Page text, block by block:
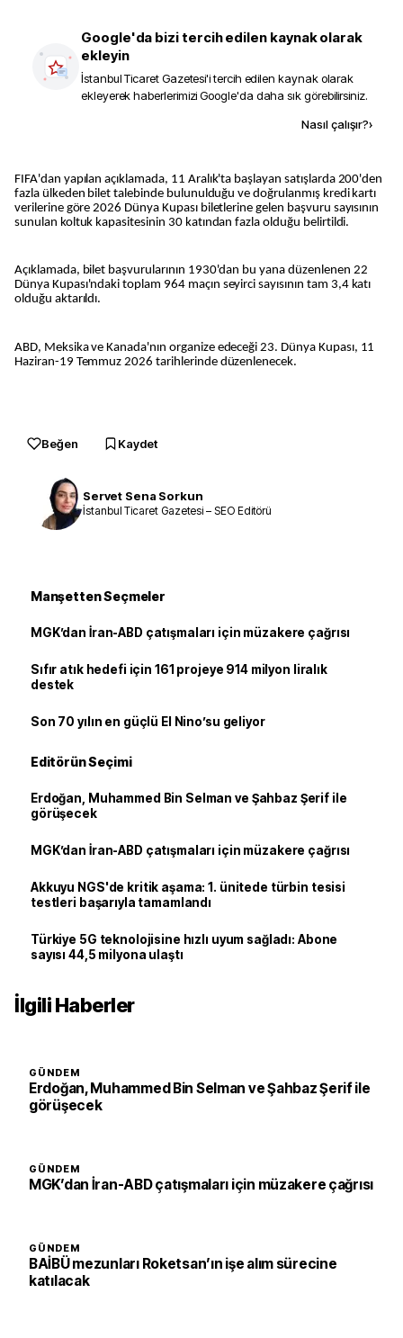
Google'da bizi tercih edilen kaynak olarak
ekleyin
İstanbul Ticaret Gazetesi'i tercih edilen kaynak olarak
ekleyerek haberlerimizi Google'da daha sık görebilirsiniz.
Nasıl çalışır?›
FIFA'dan yapılan açıklamada, 11 Aralık'ta başlayan satışlarda 200'den
fazla ülkeden bilet talebinde bulunulduğu ve doğrulanmış kredi kartı
verilerine göre 2026 Dünya Kupası biletlerine gelen başvuru sayısının
sunulan koltuk kapasitesinin 30 katından fazla olduğu belirtildi.
Açıklamada, bilet başvurularının 1930'dan bu yana düzenlenen 22
Dünya Kupası'ndaki toplam 964 maçın seyirci sayısının tam 3,4 katı
olduğu aktarıldı.
ABD, Meksika ve Kanada'nın organize edeceği 23. Dünya Kupası, 11
Haziran-19 Temmuz 2026 tarihlerinde düzenlenecek.
Beğen Kaydet
Servet Sena Sorkun
İstanbul Ticaret Gazetesi – SEO Editörü
Manşetten Seçmeler
MGK’dan İran-ABD çatışmaları için müzakere çağrısı
Sıfır atık hedefi için 161 projeye 914 milyon liralık
destek
Son 70 yılın en güçlü El Nino’su geliyor
Editörün Seçimi
Erdoğan, Muhammed Bin Selman ve Şahbaz Şerif ile
görüşecek
MGK’dan İran-ABD çatışmaları için müzakere çağrısı
Akkuyu NGS'de kritik aşama: 1. ünitede türbin tesisi
testleri başarıyla tamamlandı
Türkiye 5G teknolojisine hızlı uyum sağladı: Abone
sayısı 44,5 milyona ulaştı
İlgili Haberler
GÜNDEM
Erdoğan, Muhammed Bin Selman ve Şahbaz Şerif ile
görüşecek
GÜNDEM
MGK’dan İran-ABD çatışmaları için müzakere çağrısı
GÜNDEM
BAİBÜ mezunları Roketsan’ın işe alım sürecine
katılacak